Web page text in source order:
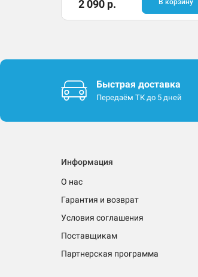
2 090 р. В корзину
Быстрая доставка
Передаём ТК до 5 дней
Информация
О нас
Гарантия и возврат
Условия соглашения
Поставщикам
Партнерская программа